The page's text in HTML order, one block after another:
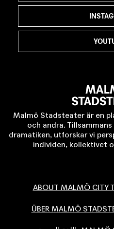
Malmö Stadsteater är en
och andra.
dramatiken, utforskar vi
individen, kollektivet
ABOUT MALMÖ CITY
ÜBER MALMÖ